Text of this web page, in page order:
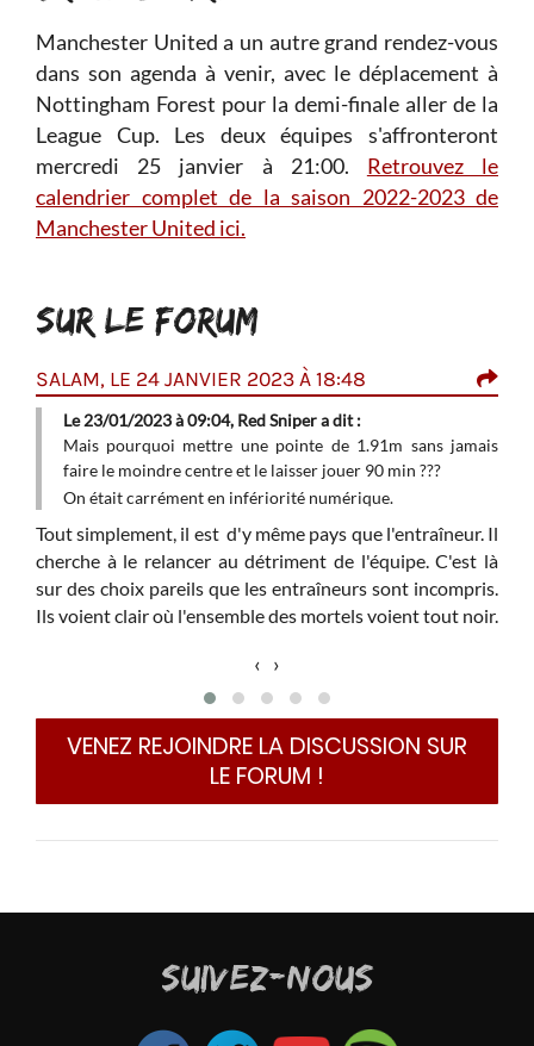
Manchester United a un autre grand rendez-vous
dans son agenda à venir, avec le déplacement à
Nottingham Forest pour la demi-finale aller de la
League Cup. Les deux équipes s'affronteront
mercredi 25 janvier à 21:00. Retrouvez le
calendrier complet de la saison 2022-2023 de
Manchester United ici.
SUR LE FORUM
SALAM, LE 24 JANVIER 2023 À 18:48
Le 23/01/2023 à 09:04, Red Sniper a dit :
Mais pourquoi mettre une pointe de 1.91m sans jamais
faire le moindre centre et le laisser jouer 90 min ???
On était carrément en infériorité numérique.
Tout simplement, il est d'y même pays que l'entraîneur. Il
cherche à le relancer au détriment de l'équipe. C'est là
sur des choix pareils que les entraîneurs sont incompris.
Ils voient clair où l'ensemble des mortels voient tout noir.
‹ ›
VENEZ REJOINDRE LA DISCUSSION SUR
LE FORUM !
SUIVEZ-NOUS